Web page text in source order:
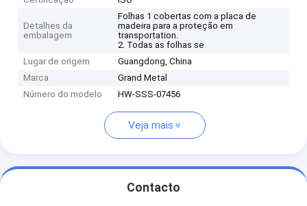
Detalhes da
embalagem
Folhas 1 cobertas com a placa de
madeira para a proteção em
transportation.
2. Todas as folhas se
Lugar de origem
Guangdong, China
Marca
Grand Metal
Número do modelo
HW-SSS-07456
Veja mais
Contacto